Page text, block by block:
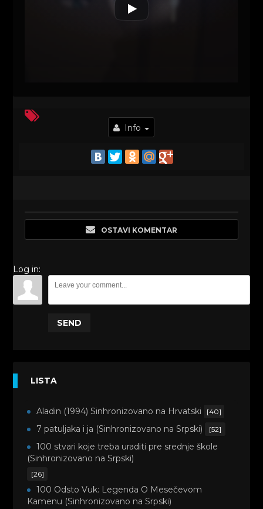
Info
OSTAVI KOMENTAR
Log in:
SEND
LISTA
Aladin (1994) Sinhronizovano na Hrvatski [40]
7 patuljaka i ja (Sinhronizovano na Srpski) [52]
100 stvari koje treba uraditi pre srednje škole
(Sinhronizovano na Srpski)
[26]
100 Odsto Vuk: Legenda O Mesečevom
Kamenu (Sinhronizovano na Srpski)